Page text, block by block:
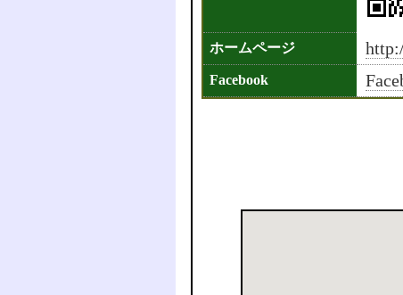
ホームページ
Facebook